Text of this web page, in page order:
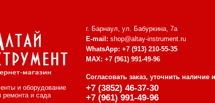
и оборудование
ремонта и сада
г. Барнаул, ул. Бабуркина, 7а
E-mail: shop@altay-instrument.ru
WhatsApp: +7 (913) 210-55-35
MAX: +7 (961) 991-49-96
Согласовать заказ, уточнить наличие
+7 (3852) 46-37-30
+7 (961) 991-49-96